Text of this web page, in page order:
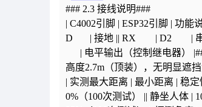
### 2.3 接线说明###
| C4002引脚 | ESP32引脚 |
D | 接地 || RX | D2 | 串口
| 电平输出（控制继电器）
高度2.7m（顶装），无明显遮
| 实测最大距离 | 最小距离 | 稳
0%（100次测试） || 静坐人